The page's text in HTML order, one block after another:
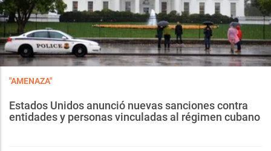
"AMENAZA"
Estados Unidos anunció nuevas sanciones contra
entidades y personas vinculadas al régimen cubano